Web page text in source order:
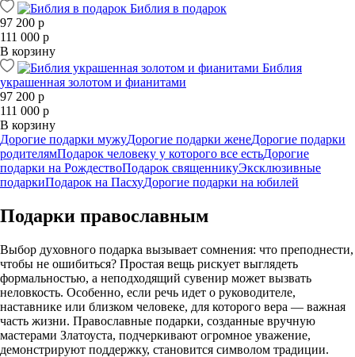
Библия в подарок
97 200 р
111 000 р
В корзину
Библия
украшенная золотом и фианитами
97 200 р
111 000 р
В корзину
Дорогие подарки мужуДорогие подарки женеДорогие подарки
родителямПодарок человеку у которого все естьДорогие
подарки на РождествоПодарок священникуЭксклюзивные
подаркиПодарок на ПасхуДорогие подарки на юбилей
Подарки православным
Выбор духовного подарка вызывает сомнения: что преподнести,
чтобы не ошибиться? Простая вещь рискует выглядеть
формальностью, а неподходящий сувенир может вызвать
неловкость. Особенно, если речь идет о руководителе,
наставнике или близком человеке, для которого вера — важная
часть жизни. Православные подарки, созданные вручную
мастерами Златоуста, подчеркивают огромное уважение,
демонстрируют поддержку, становится символом традиции.